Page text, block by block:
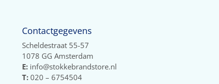
Contactgegevens
Scheldestraat 55-57
1078 GG Amsterdam
E:info@stokkebrandstore.nl
T:020 – 6754504